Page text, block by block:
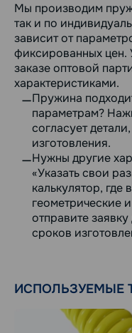
Мы производим
так и по
зависит от
фиксированных цен.
заказе оптовой
характеристиками.
Пружина
параметрам?
согласует
изготовления.
Нужны другие
«Указать свои
калькулятор,
геометрические
отправите
сроков
ИСПОЛЬЗУЕМЫЕ